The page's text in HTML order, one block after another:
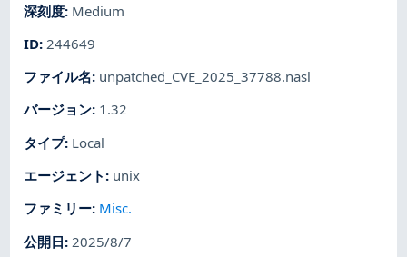
深刻度: Medium
ID: 244649
ファイル名: unpatched_CVE_2025_37788.nasl
バージョン: 1.32
タイプ: Local
エージェント : unix
ファミリー: Misc.
公開日: 2025/8/7